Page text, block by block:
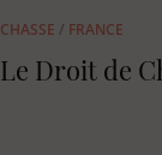
CHASSE / FRANCE
Le Droit de